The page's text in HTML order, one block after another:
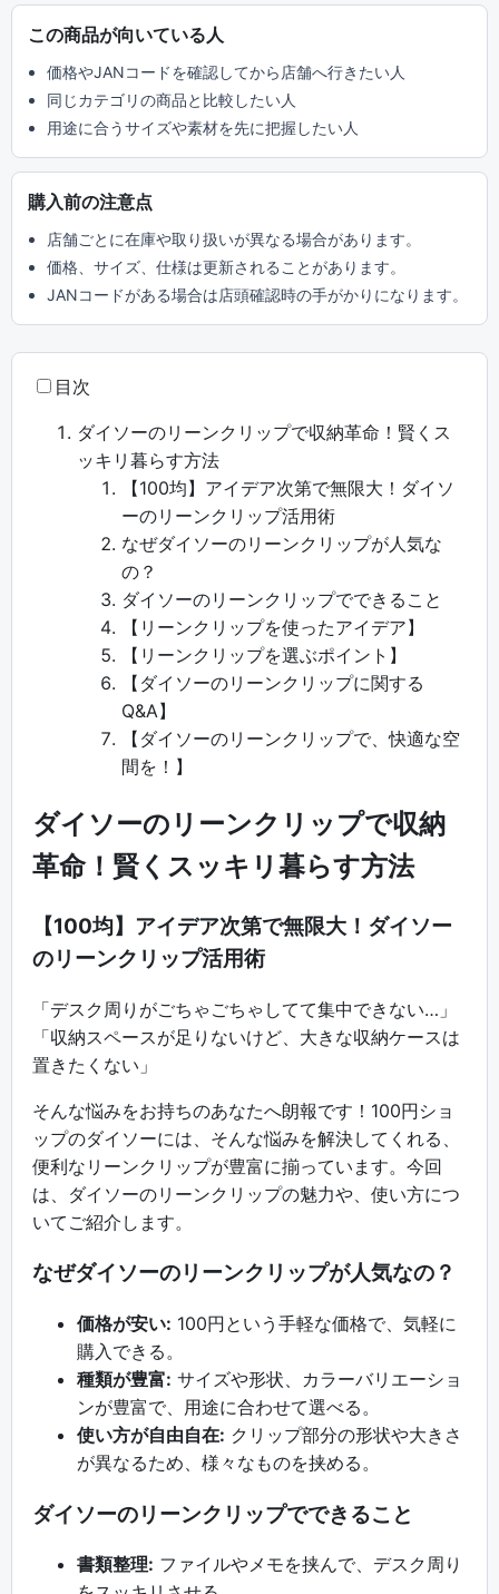
この商品が向いている人
価格やJANコードを確認してから店舗へ行きたい人
同じカテゴリの商品と比較したい人
用途に合うサイズや素材を先に把握したい人
購入前の注意点
店舗ごとに在庫や取り扱いが異なる場合があります。
価格、サイズ、仕様は更新されることがあります。
JANコードがある場合は店頭確認時の手がかりになります。
目次
ダイソーのリーンクリップで収納革命！賢くス
ッキリ暮らす方法
【100均】アイデア次第で無限大！ダイソ
ーのリーンクリップ活用術
なぜダイソーのリーンクリップが人気な
の？
ダイソーのリーンクリップでできること
【リーンクリップを使ったアイデア】
【リーンクリップを選ぶポイント】
【ダイソーのリーンクリップに関する
Q&A】
【ダイソーのリーンクリップで、快適な空
間を！】
ダイソーのリーンクリップで収納
革命！賢くスッキリ暮らす方法
【100均】アイデア次第で無限大！ダイソー
のリーンクリップ活用術
「デスク周りがごちゃごちゃしてて集中できない…」
「収納スペースが足りないけど、大きな収納ケースは
置きたくない」
そんな悩みをお持ちのあなたへ朗報です！100円ショ
ップのダイソーには、そんな悩みを解決してくれる、
便利なリーンクリップが豊富に揃っています。今回
は、ダイソーのリーンクリップの魅力や、使い方につ
いてご紹介します。
なぜダイソーのリーンクリップが人気なの？
価格が安い: 100円という手軽な価格で、気軽に
購入できる。
種類が豊富: サイズや形状、カラーバリエーショ
ンが豊富で、用途に合わせて選べる。
使い方が自由自在: クリップ部分の形状や大きさ
が異なるため、様々なものを挟める。
ダイソーのリーンクリップでできること
書類整理: ファイルやメモを挟んで、デスク周り